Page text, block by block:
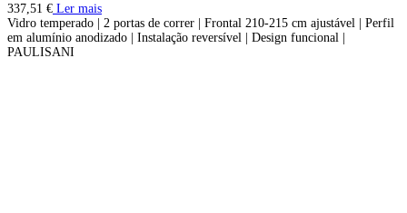
337,51 € Ler mais
Vidro temperado | 2 portas de correr | Frontal 210-215 cm ajustável | Perfil
em alumínio anodizado | Instalação reversível | Design funcional |
PAULISANI